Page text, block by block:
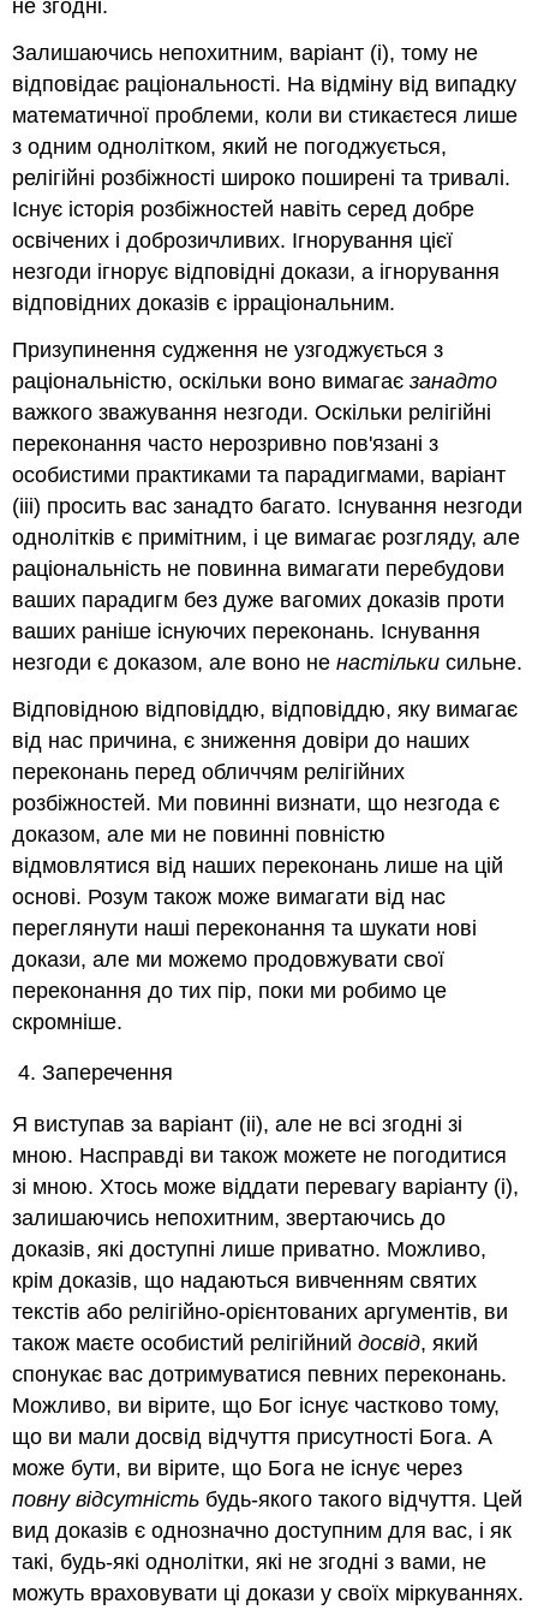
не згодні.
Залишаючись непохитним, варіант (i), тому не
відповідає раціональності. На відміну від випадку
математичної проблеми, коли ви стикаєтеся лише
з одним однолітком, який не погоджується,
релігійні розбіжності широко поширені та тривалі.
Існує історія розбіжностей навіть серед добре
освічених і доброзичливих. Ігнорування цієї
незгоди ігнорує відповідні докази, а ігнорування
відповідних доказів є ірраціональним.
Призупинення судження не узгоджується з
раціональністю, оскільки воно вимагаєзанадто
важкого зважування незгоди. Оскільки релігійні
переконання часто нерозривно пов'язані з
особистими практиками та парадигмами, варіант
(iii) просить вас занадто багато. Існування незгоди
однолітків є примітним, і це вимагає розгляду, але
раціональність не повинна вимагати перебудови
ваших парадигм без дуже вагомих доказів проти
ваших раніше існуючих переконань. Існування
незгоди є доказом, але воно ненастільки сильне.
Відповідною відповіддю, відповіддю, яку вимагає
від нас причина, є зниження довіри до наших
переконань перед обличчям релігійних
розбіжностей. Ми повинні визнати, що незгода є
доказом, але ми не повинні повністю
відмовлятися від наших переконань лише на цій
основі. Розум також може вимагати від нас
переглянути наші переконання та шукати нові
докази, але ми можемо продовжувати свої
переконання до тих пір, поки ми робимо це
скромніше.
Заперечення
Я виступав за варіант (ii), але не всі згодні зі
мною. Насправді ви також можете не погодитися
зі мною. Хтось може віддати перевагу варіанту (i),
залишаючись непохитним, звертаючись до
доказів, які доступні лише приватно. Можливо,
крім доказів, що надаються вивченням святих
текстів або релігійно-орієнтованих аргументів, ви
також маєте особистий релігійнийдосвід, який
спонукає вас дотримуватися певних переконань.
Можливо, ви вірите, що Бог існує частково тому,
що ви мали досвід відчуття присутності Бога. А
може бути, ви вірите, що Бога не існує через
повну відсутність будь-якого такого відчуття. Цей
вид доказів є однозначно доступним для вас, і як
такі, будь-які однолітки, які не згодні з вами, не
можуть враховувати ці докази у своїх міркуваннях.